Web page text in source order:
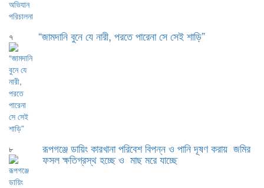
৭ “জামদানি বুনে যে নারী, পরতে পারেনা সে সেই শাড়ি”
৮ রূপগঞ্জে ডায়িং কারখানা পরিবেশ বিপন্ন ও পানি দূষণ করায় জমির
ফসল ক্ষতিগ্রস্থ হচ্ছে ও মাছ মরে যাচ্ছে